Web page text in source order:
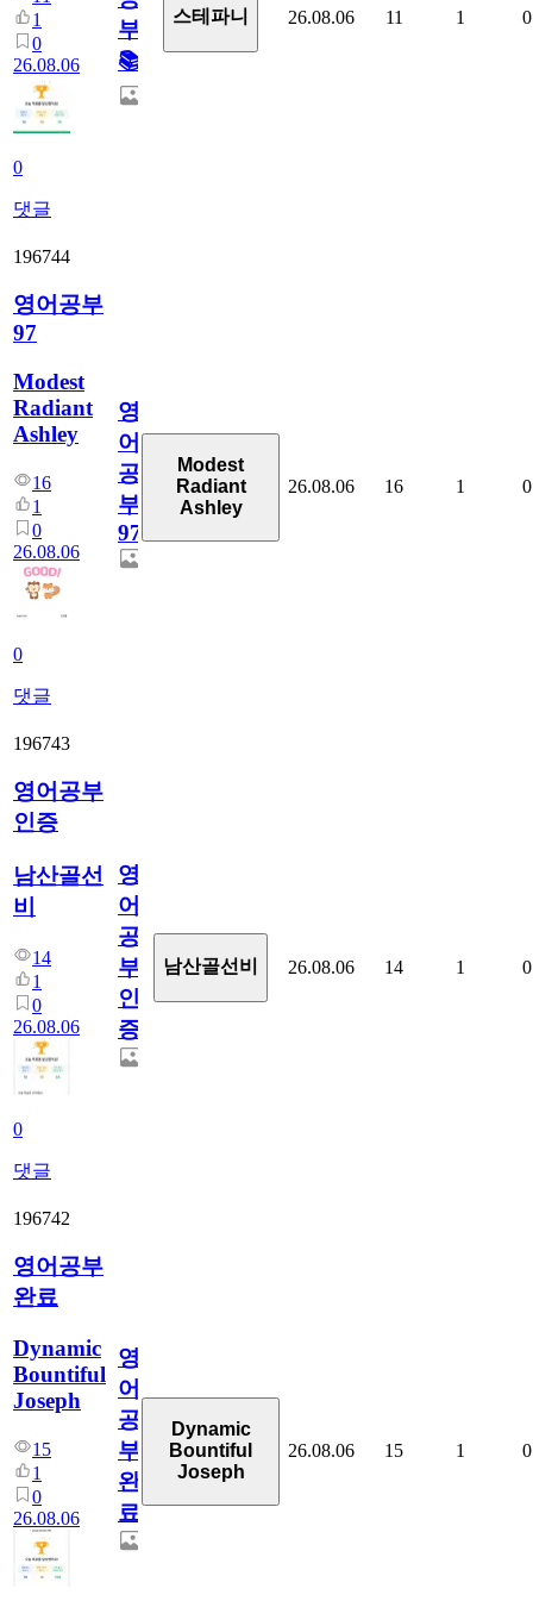
1
0
26.08.06
0
댓글
부!
📚
스테파니 26.08.06 11 1 0
196744
영어공부
97
Modest
Radiant
Ashley
16
1
0
26.08.06
0
댓글
영
어
공
부
97
Modest
Radiant
Ashley
26.08.06 16 1 0
196743
영어공부
인증
남산골선
비
14
1
0
26.08.06
0
댓글
영
어
공
부
인
증
남산골선비 26.08.06 14 1 0
196742
영어공부
완료
Dynamic
Bountiful
Joseph
15
1
0
26.08.06
영
어
공
부
완
료
Dynamic
Bountiful
Joseph
26.08.06 15 1 0